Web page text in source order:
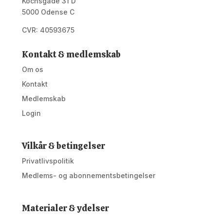
5000 Odense C
CVR: 40593675
Kontakt & medlemskab
Om os
Kontakt
Medlemskab
Login
Vilkår & betingelser
Privatlivspolitik
Medlems- og abonnementsbetingelser
Materialer & ydelser